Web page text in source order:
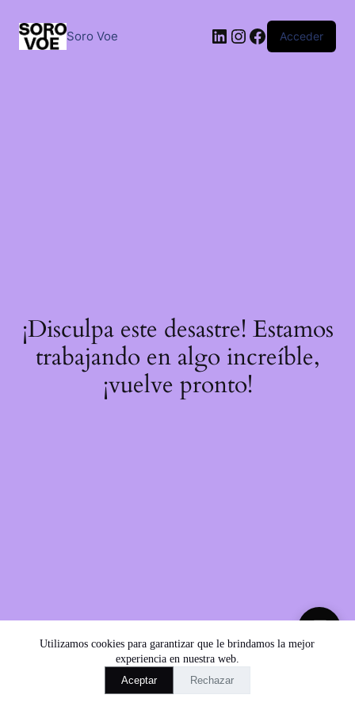
contenido
Utilizamos cookies para garantizar que le brindamos la mejor
experiencia en nuestra web.
Aceptar
Rechazar
Soro Voe LinkedIn
Instagram
Facebook
Acceder
¡Disculpa este desastre! Estamos
trabajando en algo increíble,
¡vuelve pronto!